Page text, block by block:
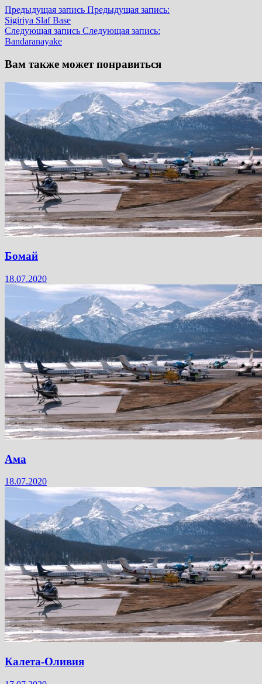
Предыдущая запись Предыдущая запись:
Sigiriya Slaf Base
Следующая запись Следующая запись:
Bandaranayake
Вам также может понравиться
Бомай
18.07.2020
Ама
18.07.2020
Калета-Оливия